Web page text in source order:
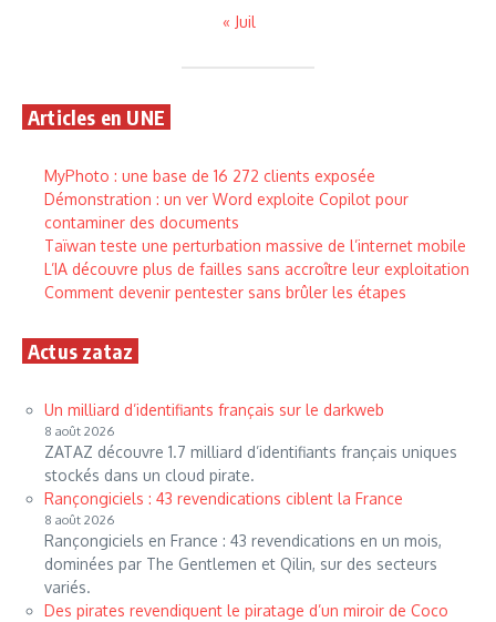
« Juil
Articles en UNE
MyPhoto : une base de 16 272 clients exposée
Démonstration : un ver Word exploite Copilot pour
contaminer des documents
Taïwan teste une perturbation massive de l’internet mobile
L’IA découvre plus de failles sans accroître leur exploitation
Comment devenir pentester sans brûler les étapes
Actus zataz
Un milliard d’identifiants français sur le darkweb
8 août 2026
ZATAZ découvre 1.7 milliard d’identifiants français uniques
stockés dans un cloud pirate.
Rançongiciels : 43 revendications ciblent la France
8 août 2026
Rançongiciels en France : 43 revendications en un mois,
dominées par The Gentlemen et Qilin, sur des secteurs
variés.
Des pirates revendiquent le piratage d’un miroir de Coco